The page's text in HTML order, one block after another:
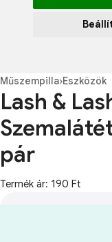
Műszempilla›Eszközök
Lash &
pár
Termék ár: 190 Ft